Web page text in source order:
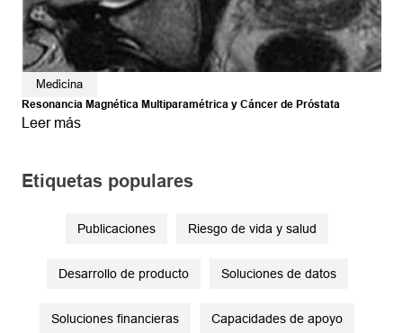
Medicina
Resonancia Magnética Multiparamétrica y Cáncer de Próstata
Leer más
Etiquetas populares
Publicaciones Riesgo de vida y salud
Desarrollo de producto Soluciones de datos
Soluciones financieras Capacidades de apoyo